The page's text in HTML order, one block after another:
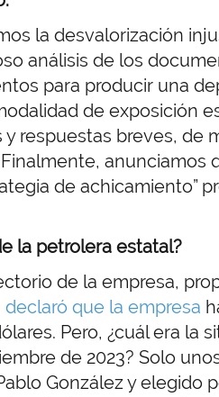
la desvalorización
análisis de los
para producir una
de exposición
respuestas breves, de
anunciamos
de achicamiento”
la petrolera estatal?
de la empresa,
declaró que la empresa
Pero, ¿cuál era la
de 2023? Solo
González y elegido